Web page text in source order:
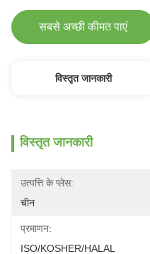
सबसे अच्छी कीमत पाएं
विस्तृत जानकारी
विस्तृत जानकारी
उत्पत्ति के प्लेस:
चीन
प्रमाणन:
ISO/KOSHER/HALAL